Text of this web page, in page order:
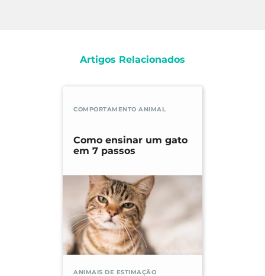
Artigos Relacionados
COMPORTAMENTO ANIMAL
Como ensinar um gato
em 7 passos
ANIMAIS DE ESTIMAÇÃO